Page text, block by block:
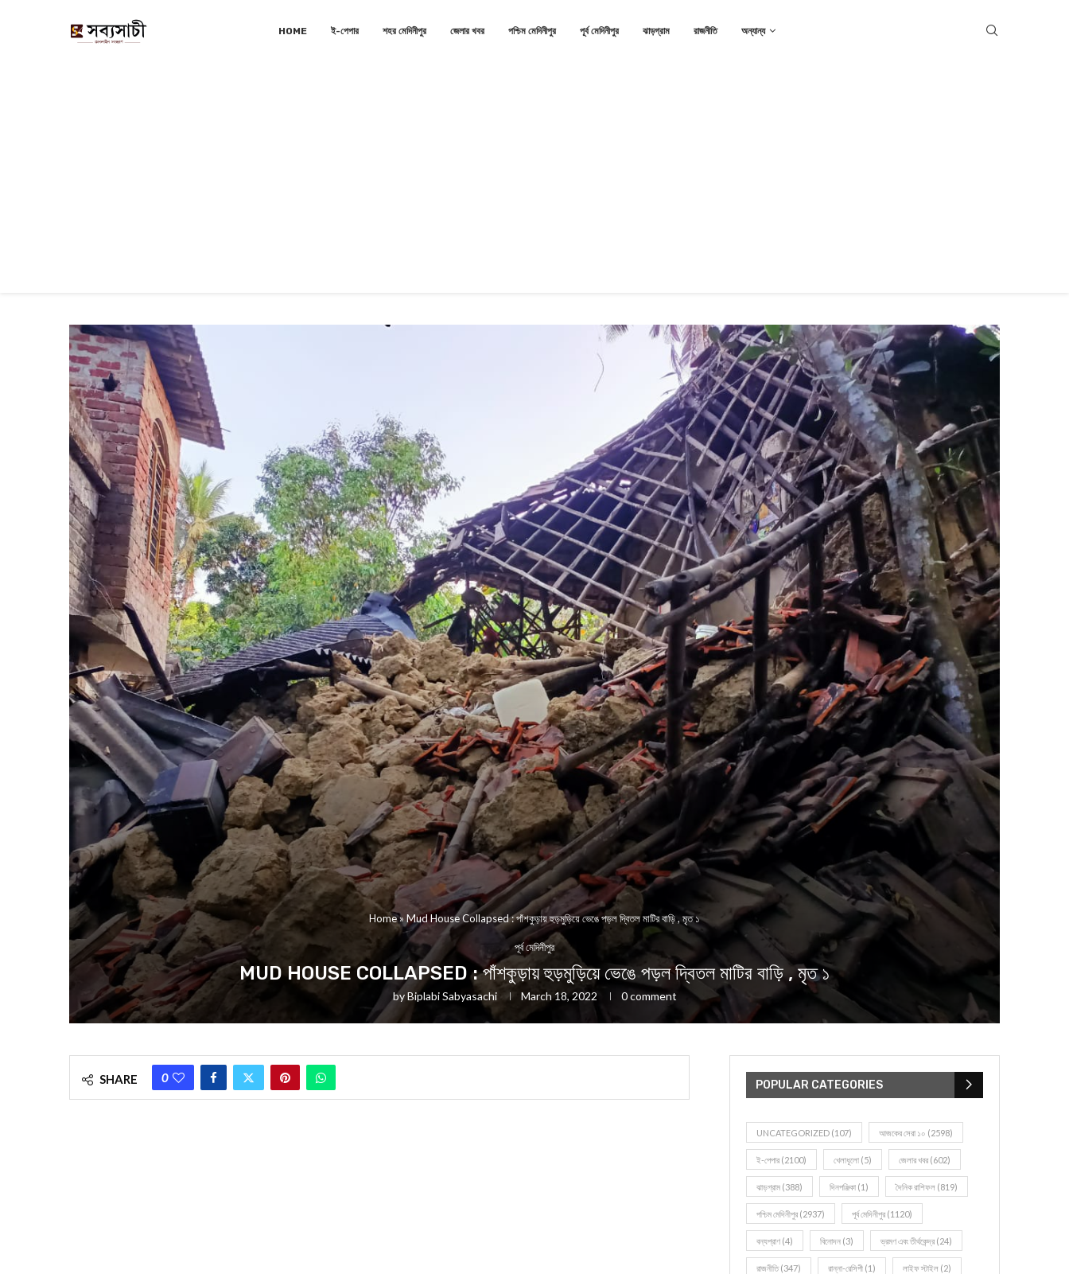
HOME ই-পেপার শহর মেদিনীপুর জেলার খবর পশ্চিম মেদিনীপুর পূর্ব মেদিনীপুর ঝাড়গ্রাম রাজনীতি অন্যান্য
Home» Mud House Collapsed : পাঁশকুড়ায় হুড়মুড়িয়ে ভেঙে পড়ল দ্বিতল মাটির বাড়ি , মৃত ১
পূর্ব মেদিনীপুর
MUD HOUSE COLLAPSED : পাঁশকুড়ায় হুড়মুড়িয়ে ভেঙে পড়ল দ্বিতল মাটির বাড়ি , মৃত ১
byBiplabi Sabyasachi March 18, 2022 0 comment
SHARE 0
POPULAR CATEGORIES
UNCATEGORIZED (107) আজকের সেরা ১০ (2598)
ই-পেপার (2100) খেলাধূলো (5) জেলার খবর (602)
ঝাড়গ্রাম (388) দিনপঞ্জিকা (1) দৈনিক রাশিফল (819)
পশ্চিম মেদিনীপুর (2937) পূর্ব মেদিনীপুর (1120)
বন্যপ্রাণ (4) বিনোদন (3) ভ্রমণ এবং তীর্থকেন্দ্র (24)
রাজনীতি(347) রান্না-রেসিপী (1) লাইফ স্টাইল (2)